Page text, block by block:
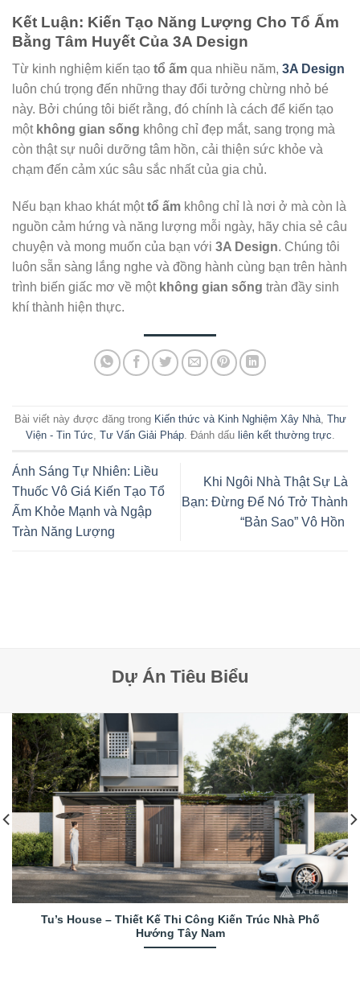
Kết Luận: Kiến Tạo Năng Lượng Cho Tổ Ấm
Bằng Tâm Huyết Của 3A Design
Từ kinh nghiệm kiến tạo tổ ấm qua nhiều năm, 3A Design
luôn chú trọng đến những thay đổi tưởng chừng nhỏ bé
này. Bởi chúng tôi biết rằng, đó chính là cách để kiến tạo
một không gian sống không chỉ đẹp mắt, sang trọng mà
còn thật sự nuôi dưỡng tâm hồn, cải thiện sức khỏe và
chạm đến cảm xúc sâu sắc nhất của gia chủ.
Nếu bạn khao khát mộttổ ấm không chỉ là nơi ở mà còn là
nguồn cảm hứng và năng lượng mỗi ngày, hãy chia sẻ câu
chuyện và mong muốn của bạn với 3A Design. Chúng tôi
luôn sẵn sàng lắng nghe và đồng hành cùng bạn trên hành
trình biến giấc mơ về một không gian sống tràn đầy sinh
khí thành hiện thực.
Bài viết này được đăng trong Kiến thức và Kinh Nghiệm Xây Nhà, Thư
Viện - Tin Tức, Tư Vấn Giải Pháp. Đánh dấu liên kết thường trực.
Ánh Sáng Tự Nhiên: Liều
Thuốc Vô Giá Kiến Tạo Tổ
Ấm Khỏe Mạnh và Ngập
Tràn Năng Lượng
Khi Ngôi Nhà Thật Sự Là
Bạn: Đừng Để Nó Trở Thành
“Bản Sao” Vô Hồn
Dự Án Tiêu Biểu
Tu’s House – Thiết Kế Thi Công Kiến Trúc Nhà Phố
Hướng Tây Nam